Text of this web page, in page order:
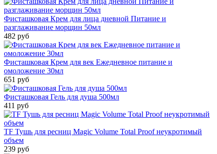
Фисташковая Крем для лица дневной Питание и
разглаживание морщин 50мл
482 руб
Фисташковая Крем для век Ежедневное питание и
омоложение 30мл
651 руб
Фисташковая Гель для душа 500мл
411 руб
TF Тушь для ресниц Magic Volume Total Proof неукротимый
объем
239 руб